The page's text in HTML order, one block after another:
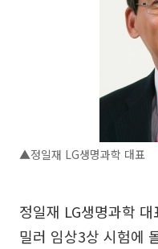
▲정일재 LG생명과학 대표
정일재 LG생명과학
밀러 임상3상 시험에